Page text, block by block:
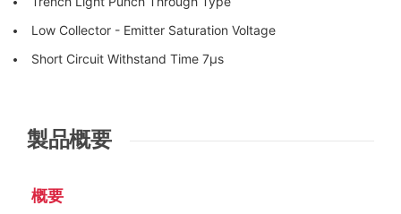
Low Collector - Emitter Saturation Voltage
Short Circuit Withstand Time 7μs
製品概要
概要